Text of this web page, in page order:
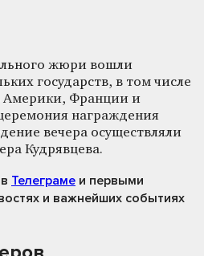
жюри вошли
государств, в том числе
Америки, Франции и
награждения
вечера осуществляли
Кудрявцева.
в Телеграме и первыми
и важнейших событиях